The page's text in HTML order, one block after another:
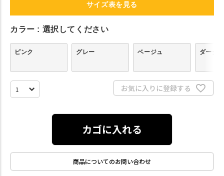
サイズ表を見る
カラー 選択してください
ピンク グレー ベージュ ダーク
お気に入りに登録する
カゴに入れる
商品についてのお問い合わせ